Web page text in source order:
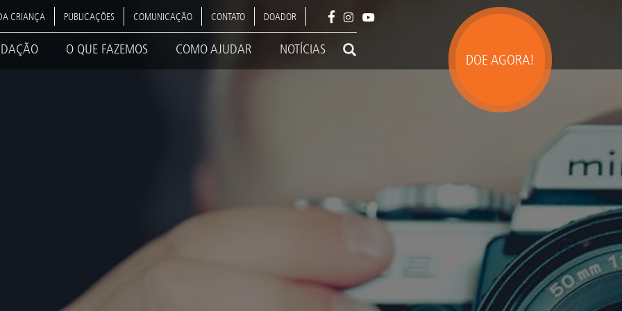
DOE AGORA!
CRIANÇA PUBLICAÇÕES COMUNICAÇÃO CONTATO DOADOR
O QUE FAZEMOS COMO AJUDAR NOTÍCIAS